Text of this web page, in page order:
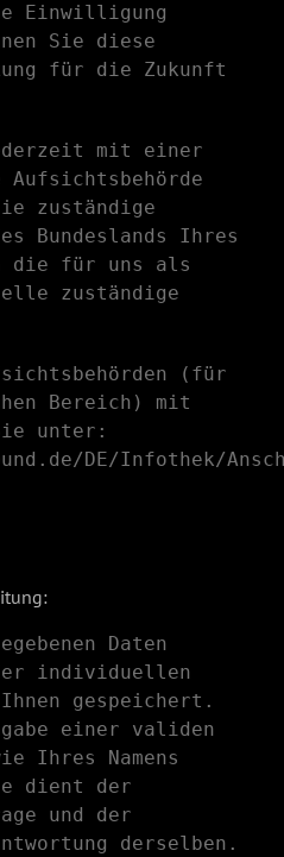
Einwilligung
Sie diese
für die Zukunft
mit einer
Aufsichtsbehörde
zuständige
Bundeslands Ihres
die für uns als
zuständige
(für
Bereich) mit
unter:
DE/Infothek/
Daten
der individuellen
gespeichert.
einer validen
Ihres Namens
dient der
und der
derselben.